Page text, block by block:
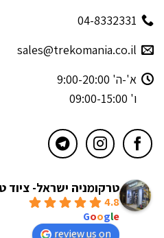
04-8332331
sales@trekomania.co.il
א'-ה' 9:00-20:00
ו' 09:00-15:00
טרקומניה ישראל- ציוד
4.8
Google
review us on